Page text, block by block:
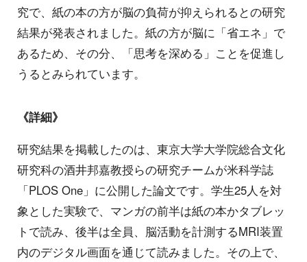
究で、紙の本の方が脳の負荷が抑えられるとの研究
結果が発表されました。紙の方が脳に「省エネ」で
あるため、その分、「思考を深める」ことを促進し
うるとみられています。
《詳細》
研究結果を掲載したのは、東京大学大学院総合文化
研究科の酒井邦嘉教授らの研究チームが米科学誌
「PLOS One」に公開した論文です。学生25人を対
象とした実験で、マンガの前半は紙の本かタブレッ
トで読み、後半は全員、脳活動を計測するMRI装置
内のデジタル画面を通じて読みました。その上で、